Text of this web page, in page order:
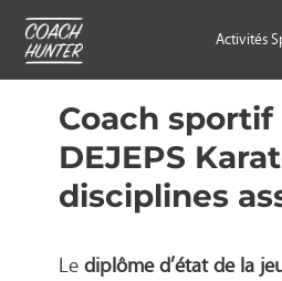
Activités
Coach sportif
DEJEPS
disciplines
Lediplôme d’état de la